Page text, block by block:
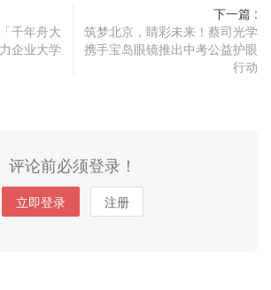
千年舟大
企业大学
下一篇 :
筑梦北京，睛彩未来！蔡司光学
携手宝岛眼镜推出中考公益护眼
行动
评论前必须登录！
立即登录 注册